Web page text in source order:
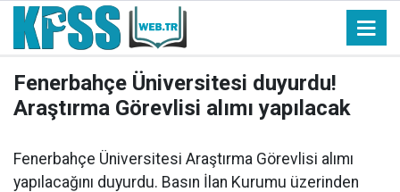
Fenerbahçe Üniversitesi duyurdu!
Araştırma Görevlisi alımı yapılacak
Fenerbahçe Üniversitesi Araştırma Görevlisi alımı
yapılacağını duyurdu. Basın İlan Kurumu üzerinden